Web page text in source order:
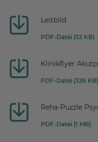
Leitbild
PDF-Datei (52 KB)
Klinikflyer
PDF-Datei (326 KB)
Reha-Puzzle
PDF-Datei (1 MB)